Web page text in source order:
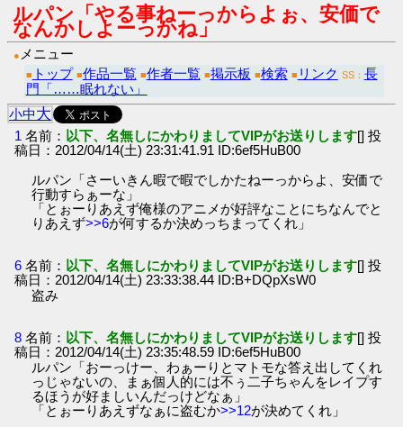
ルパン「やる事ねーっからよぉ、安価で
なんかしよーっかね」
● メニュー
■ トップ ■作品一覧 ■作者一覧 ■掲示板 ■検索 ■ リンク SS： 長
門「……眠れない」
小中大
1 名前： 以下、名無しにかわりましてVIPがお送りします[] 投
稿日：2012/04/14(土) 23:31:41.91 ID:6ef5HuB00
ルパン「さーいきん暇で暇でしかたねーっからよ、安価で
行動すらぁーな」
「とぉーりあえず俺様のアニメが好評なことにちなんでと
りあえず>>6が何するか決めっちまってくれ」
6 名前： 以下、名無しにかわりましてVIPがお送りします[] 投
稿日：2012/04/14(土) 23:33:38.44 ID:B+DQpXsW0
盗み
8 名前： 以下、名無しにかわりましてVIPがお送りします[] 投
稿日：2012/04/14(土) 23:35:48.59 ID:6ef5HuB00
ルパン「おーっけー、わぁーりとマトモな答え出してくれ
っじゃないの、まぁ個人的には不ぅ二子ちゃんをレイプす
るほうが好ましいんだっけどなぁ」
「とぉーりあえずなぁに盗むか>>12が決めてくれ」